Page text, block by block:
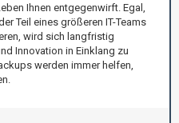
Ihnen entgegenwirft. Egal,
Teil eines größeren IT-Teams
wird sich langfristig
Innovation in Einklang zu
werden immer helfen,